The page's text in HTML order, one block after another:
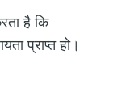
है कि
प्राप्त हो।